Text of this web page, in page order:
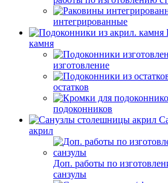
интегрированные
камня
изготовление
остатков
подоконников
акрил
Доп. работы по
санзулы